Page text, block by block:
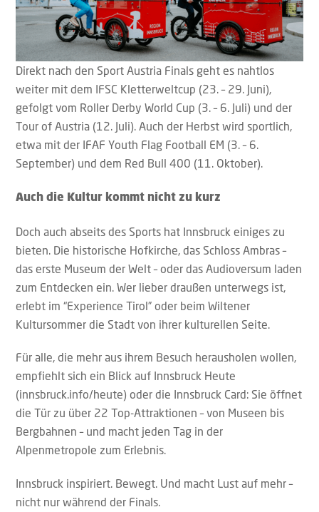
Direkt nach den Sport Austria Finals geht es nahtlos
weiter mit dem IFSC Kletterweltcup (23. – 29. Juni),
gefolgt vom Roller Derby World Cup (3. – 6. Juli) und der
Tour of Austria (12. Juli). Auch der Herbst wird sportlich,
etwa mit der IFAF Youth Flag Football EM (3. – 6.
September) und dem Red Bull 400 (11. Oktober).
Auch die Kultur kommt nicht zu kurz
Doch auch abseits des Sports hat Innsbruck einiges zu
bieten. Die historische Hofkirche, das Schloss Ambras –
das erste Museum der Welt – oder das Audioversum laden
zum Entdecken ein. Wer lieber draußen unterwegs ist,
erlebt im “Experience Tirol” oder beim Wiltener
Kultursommer die Stadt von ihrer kulturellen Seite.
Für alle, die mehr aus ihrem Besuch herausholen wollen,
empfiehlt sich ein Blick auf Innsbruck Heute
(innsbruck.info/heute) oder die Innsbruck Card: Sie öffnet
die Tür zu über 22 Top-Attraktionen – von Museen bis
Bergbahnen – und macht jeden Tag in der
Alpenmetropole zum Erlebnis.
Innsbruck inspiriert. Bewegt. Und macht Lust auf mehr –
nicht nur während der Finals.